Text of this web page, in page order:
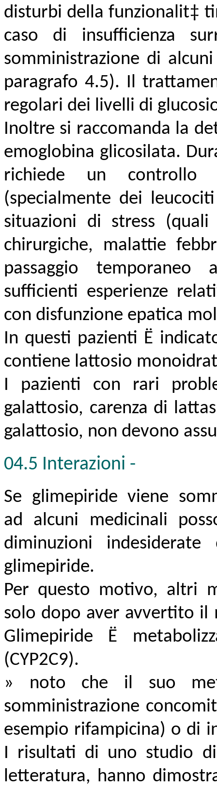
disturbi della funzionalit‡
caso di insufficienza
somministrazione di
paragrafo 4.5). Il
regolari dei livelli di
Inoltre si raccomanda la
emoglobina glicosilata.
richiede un controllo
(specialmente dei
situazioni di stress
chirurgiche, malattie
passaggio
sufficienti esperienze
con disfunzione epatica
In questi pazienti Ë
contiene lattosio
I pazienti con rari
galattosio, carenza di
galattosio, non devono
04.5 Interazioni -
Se glimepiride viene
ad alcuni medicinali
diminuzioni indesiderate
glimepiride.
Per questo motivo, altri
solo dopo aver avvertito il
Glimepiride Ë
(CYP2C9).
» noto che il suo
somministrazione
esempio rifampicina) o di
I risultati di uno studio
letteratura, hanno